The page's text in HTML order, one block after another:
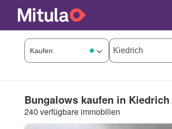
Bungalows kaufen in Kiedrich
240 verfügbare immobilien